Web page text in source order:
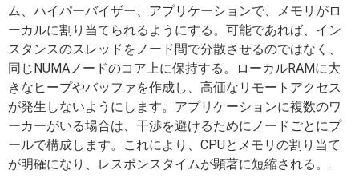
ム、ハイパーバイザー、アプリケーションで、メモリがロ
ーカルに割り当てられるようにする。可能であれば、イン
スタンスのスレッドをノード間で分散させるのではなく、
同じNUMAノードのコア上に保持する。ローカルRAMに大
きなヒープやバッファを作成し、高価なリモートアクセス
が発生しないようにします。アプリケーションに複数のワ
ーカーがいる場合は、干渉を避けるためにノードごとにプ
ールで構成します。これにより、CPUとメモリの割り当て
が明確になり、レスポンスタイムが顕著に短縮される。.